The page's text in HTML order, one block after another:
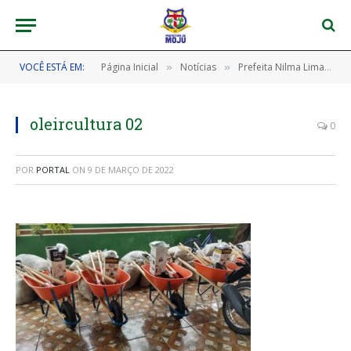
VOCÊ ESTÁ EM: Página Inicial » Notícias » Prefeita Nilma Lima entrega kits de Olericultura para o projeto ‘Quintal produtivo’.
oleircultura 02 0
POR PORTAL ON 9 DE MARÇO DE 2022